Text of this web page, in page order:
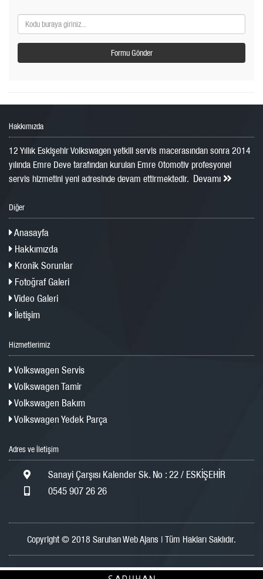
Hakkımızda
12 Yıllık Eskişehir Volkswagen yetkili servis macerasından sonra 2014
yılında Emre Deve tarafından kurulan Emre Otomotiv profesyonel
servis hizmetini yeni adresinde devam ettirmektedir. Devamı
Diğer
Anasayfa
Hakkımızda
Kronik Sorunlar
Fotoğraf Galeri
Video Galeri
İletişim
Hizmetlerimiz
Volkswagen Servis
Volkswagen Tamir
Volkswagen Bakım
Volkswagen Yedek Parça
Adres ve İletişim
Sanayi Çarşısı Kalender Sk. No : 22 / ESKİŞEHİR
0545 907 26 26
Copyright © 2018 Saruhan Web Ajans | Tüm Hakları Saklıdır.